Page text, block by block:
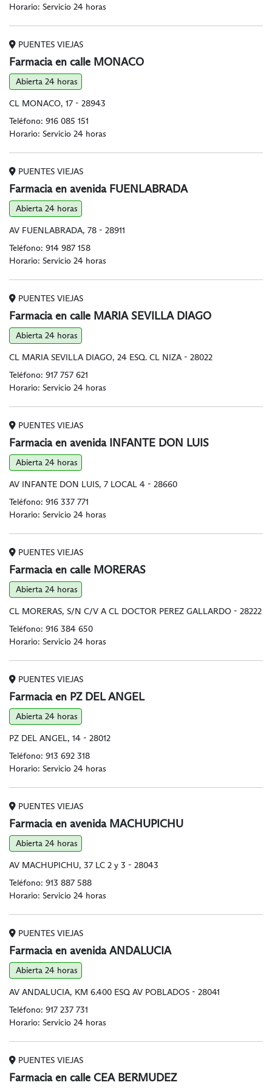
Horario: Servicio 24 horas
PUENTES VIEJAS
Farmacia en calle MONACO
Abierta 24 horas
CL MONACO, 17 - 28943
Teléfono: 916 085 151
Horario: Servicio 24 horas
PUENTES VIEJAS
Farmacia en avenida FUENLABRADA
Abierta 24 horas
AV FUENLABRADA, 78 - 28911
Teléfono: 914 987 158
Horario: Servicio 24 horas
PUENTES VIEJAS
Farmacia en calle MARIA SEVILLA DIAGO
Abierta 24 horas
CL MARIA SEVILLA DIAGO, 24 ESQ. CL NIZA - 28022
Teléfono: 917 757 621
Horario: Servicio 24 horas
PUENTES VIEJAS
Farmacia en avenida INFANTE DON LUIS
Abierta 24 horas
AV INFANTE DON LUIS, 7 LOCAL 4 - 28660
Teléfono: 916 337 771
Horario: Servicio 24 horas
PUENTES VIEJAS
Farmacia en calle MORERAS
Abierta 24 horas
CL MORERAS, S/N C/V A CL DOCTOR PEREZ GALLARDO - 28222
Teléfono: 916 384 650
Horario: Servicio 24 horas
PUENTES VIEJAS
Farmacia en PZ DEL ANGEL
Abierta 24 horas
PZ DEL ANGEL, 14 - 28012
Teléfono: 913 692 318
Horario: Servicio 24 horas
PUENTES VIEJAS
Farmacia en avenida MACHUPICHU
Abierta 24 horas
AV MACHUPICHU, 37 LC 2 y 3 - 28043
Teléfono: 913 887 588
Horario: Servicio 24 horas
PUENTES VIEJAS
Farmacia en avenida ANDALUCIA
Abierta 24 horas
AV ANDALUCIA, KM 6.400 ESQ AV POBLADOS - 28041
Teléfono: 917 237 731
Horario: Servicio 24 horas
PUENTES VIEJAS
Farmacia en calle CEA BERMUDEZ